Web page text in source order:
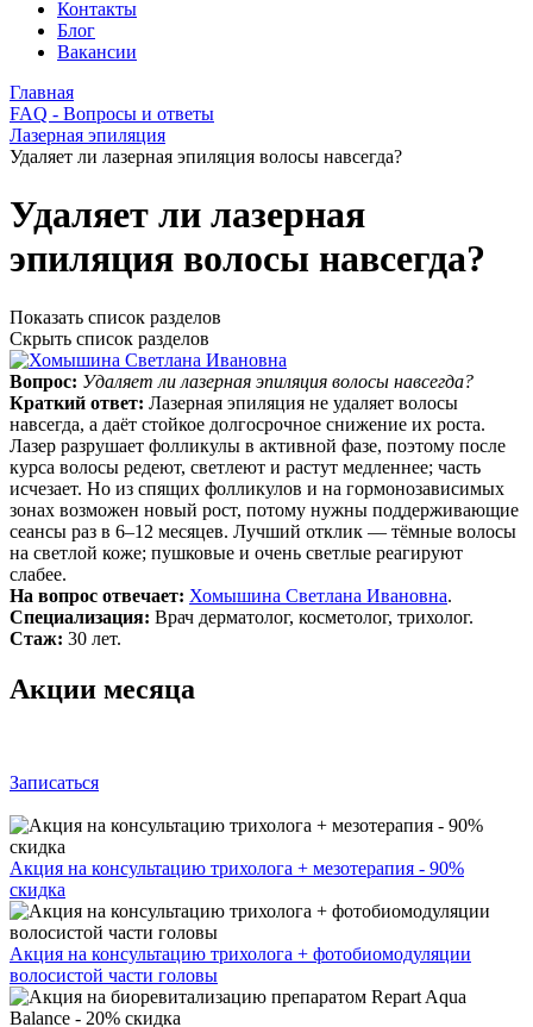
Контакты
Блог
Вакансии
Главная
FAQ - Вопросы и ответы
Лазерная эпиляция
Удаляет ли лазерная эпиляция волосы навсегда?
Удаляет ли лазерная
эпиляция волосы навсегда?
Показать список разделов
Скрыть список разделов
Вопрос: Удаляет ли лазерная эпиляция волосы навсегда?
Краткий ответ: Лазерная эпиляция не удаляет волосы
навсегда, а даёт стойкое долгосрочное снижение их роста.
Лазер разрушает фолликулы в активной фазе, поэтому после
курса волосы редеют, светлеют и растут медленнее; часть
исчезает. Но из спящих фолликулов и на гормонозависимых
зонах возможен новый рост, потому нужны поддерживающие
сеансы раз в 6–12 месяцев. Лучший отклик — тёмные волосы
на светлой коже; пушковые и очень светлые реагируют
слабее.
На вопрос отвечает: Хомышина Светлана Ивановна.
Специализация: Врач дерматолог, косметолог, трихолог.
Стаж: 30 лет.
Акции месяца
Записаться
Акция на консультацию трихолога + мезотерапия - 90%
скидка
Акция на консультацию трихолога + фотобиомодуляции
волосистой части головы